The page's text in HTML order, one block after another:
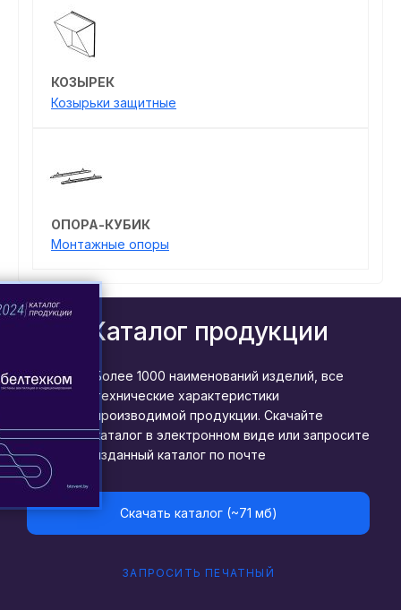
КОЗЫРЕК
Козырьки защитные
ОПОРА-КУБИК
Монтажные опоры
Каталог продукции
Более 1000 наименований изделий, все
технические характеристики
производимой продукции. Скачайте
каталог в электронном виде или запросите
изданный каталог по почте
Скачать каталог (~71 мб)
ЗАПРОСИТЬ ПЕЧАТНЫЙ